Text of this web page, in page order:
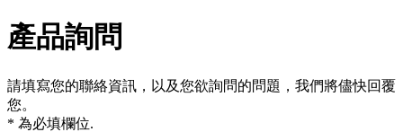
產品詢問
請填寫您的聯絡資訊，以及您欲詢問的問題，我們將儘快回覆
您。
* 為必填欄位.